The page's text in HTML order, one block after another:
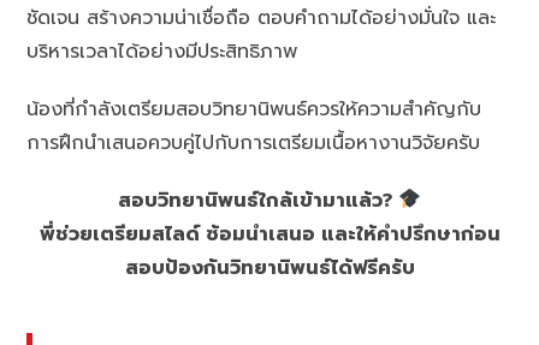
ชัดเจน สร้างความน่าเชื่อถือ ตอบคำถามได้อย่างมั่นใจ และ
บริหารเวลาได้อย่างมีประสิทธิภาพ
น้องที่กำลังเตรียมสอบวิทยานิพนธ์ควรให้ความสำคัญกับ
การฝึกนำเสนอควบคู่ไปกับการเตรียมเนื้อหางานวิจัยครับ
สอบวิทยานิพนธ์ใกล้เข้ามาแล้ว?
พี่ช่วยเตรียมสไลด์ ซ้อมนำเสนอ และให้คำปรึกษาก่อน
สอบป้องกันวิทยานิพนธ์ได้ฟรีครับ